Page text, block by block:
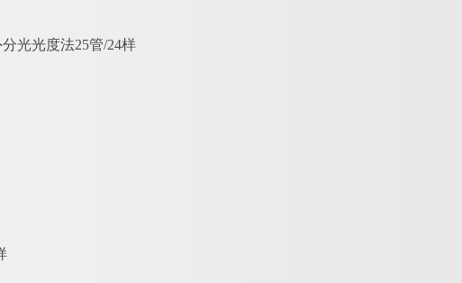
光光度法25管/24样